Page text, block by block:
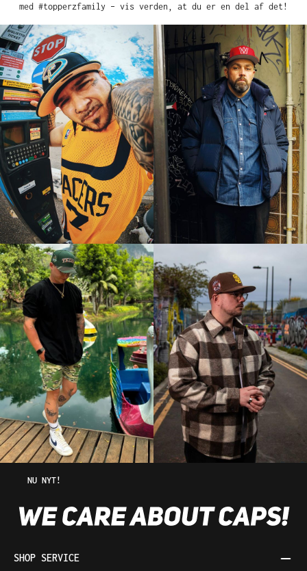
med #topperzfamily – vis verden, at du er en del af det!
NU NYT!
SHOP SERVICE